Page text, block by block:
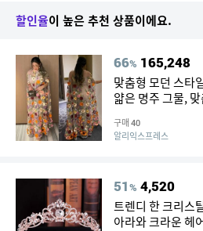
할인율이 높은 추천 상품이에요.
66% 165,248
맞춤형 모던 스타
얇은 명주 그물,
구매 40
알리익스프레스
51% 4,520
트렌디 한 크리스
아라와 크라운 헤